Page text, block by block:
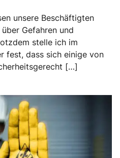
unsere Beschäftigten
Gefahren und
stelle ich im
fest, dass sich einige von
[…]